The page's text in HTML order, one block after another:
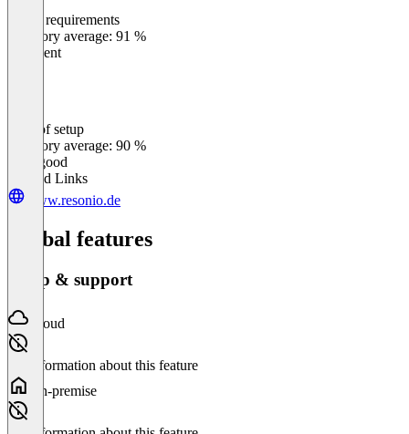
Meets requirements
Category average: 91 %
Excellent
Ease of setup
Category average: 90 %
Very good
Related Links
www.resonio.de
Global features
Setup & support
Cloud
No information about this feature
On-premise